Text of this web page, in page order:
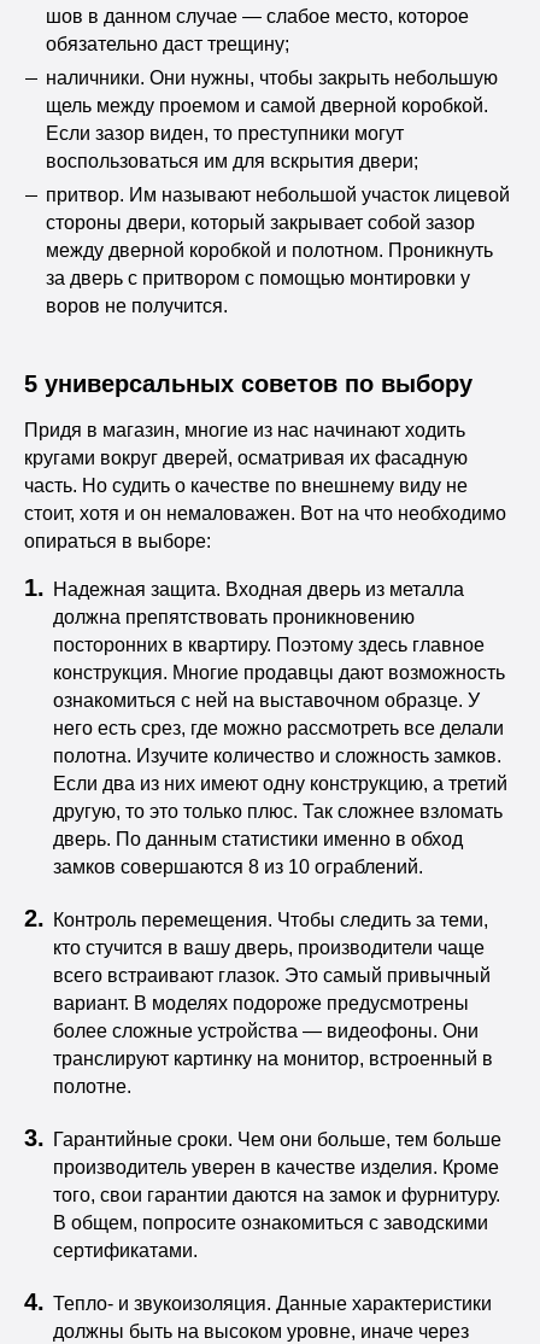
шов в данном случае — слабое место, которое
обязательно даст трещину;
наличники. Они нужны, чтобы закрыть небольшую
щель между проемом и самой дверной коробкой.
Если зазор виден, то преступники могут
воспользоваться им для вскрытия двери;
притвор. Им называют небольшой участок лицевой
стороны двери, который закрывает собой зазор
между дверной коробкой и полотном. Проникнуть
за дверь с притвором с помощью монтировки у
воров не получится.
5 универсальных советов по выбору
Придя в магазин, многие из нас начинают ходить
кругами вокруг дверей, осматривая их фасадную
часть. Но судить о качестве по внешнему виду не
стоит, хотя и он немаловажен. Вот на что необходимо
опираться в выборе:
Надежная защита. Входная дверь из металла
должна препятствовать проникновению
посторонних в квартиру. Поэтому здесь главное
конструкция. Многие продавцы дают возможность
ознакомиться с ней на выставочном образце. У
него есть срез, где можно рассмотреть все делали
полотна. Изучите количество и сложность замков.
Если два из них имеют одну конструкцию, а третий
другую, то это только плюс. Так сложнее взломать
дверь. По данным статистики именно в обход
замков совершаются 8 из 10 ограблений.
Контроль перемещения. Чтобы следить за теми,
кто стучится в вашу дверь, производители чаще
всего встраивают глазок. Это самый привычный
вариант. В моделях подороже предусмотрены
более сложные устройства — видеофоны. Они
транслируют картинку на монитор, встроенный в
полотне.
Гарантийные сроки. Чем они больше, тем больше
производитель уверен в качестве изделия. Кроме
того, свои гарантии даются на замок и фурнитуру.
В общем, попросите ознакомиться с заводскими
сертификатами.
Тепло- и звукоизоляция. Данные характеристики
должны быть на высоком уровне, иначе через